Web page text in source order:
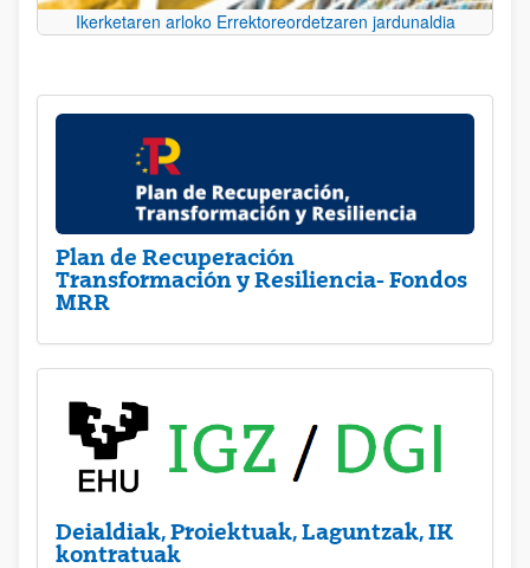
Ikerketaren arloko Errektoreordetzaren jardunaldia
Plan de Recuperación
Transformación y Resiliencia- Fondos
MRR
Deialdiak, Proiektuak, Laguntzak, IK
kontratuak